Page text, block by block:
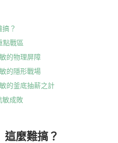
？
點戰區
的物理屏障
的隱形戰場
的釜底抽薪之計
敏成敗
這麼難搞？